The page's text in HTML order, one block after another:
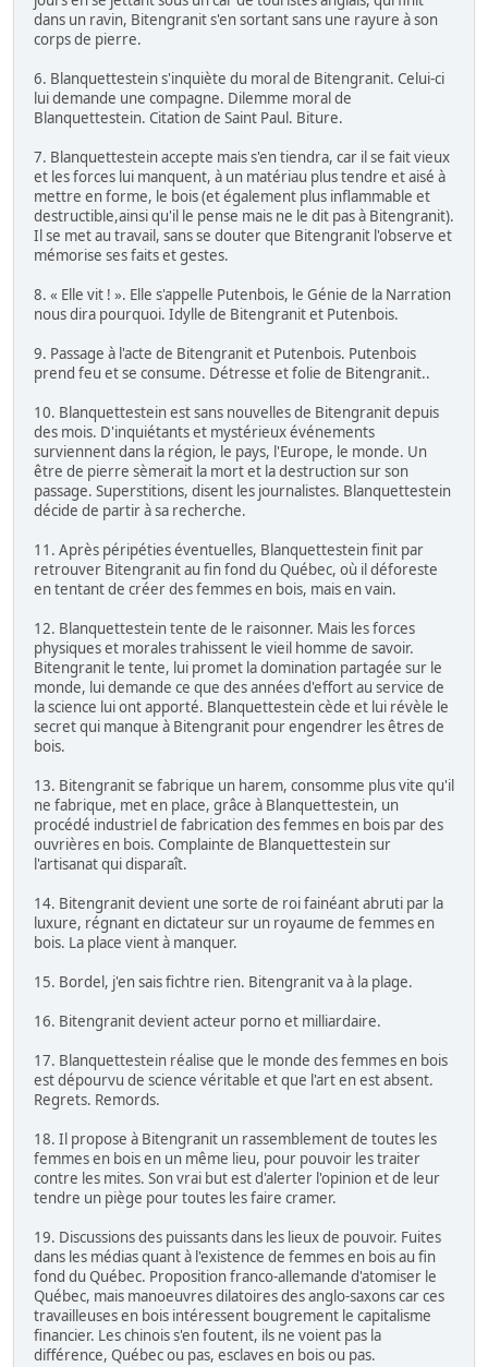
dans un ravin, Bitengranit s'en sortant sans une rayure à son
corps de pierre.
6. Blanquettestein s'inquiète du moral de Bitengranit. Celui-ci
lui demande une compagne. Dilemme moral de
Blanquettestein. Citation de Saint Paul. Biture.
7. Blanquettestein accepte mais s'en tiendra, car il se fait vieux
et les forces lui manquent, à un matériau plus tendre et aisé à
mettre en forme, le bois (et également plus inflammable et
destructible,ainsi qu'il le pense mais ne le dit pas à Bitengranit).
Il se met au travail, sans se douter que Bitengranit l'observe et
mémorise ses faits et gestes.
8. « Elle vit ! ». Elle s'appelle Putenbois, le Génie de la Narration
nous dira pourquoi. Idylle de Bitengranit et Putenbois.
9. Passage à l'acte de Bitengranit et Putenbois. Putenbois
prend feu et se consume. Détresse et folie de Bitengranit..
10. Blanquettestein est sans nouvelles de Bitengranit depuis
des mois. D'inquiétants et mystérieux événements
surviennent dans la région, le pays, l'Europe, le monde. Un
être de pierre sèmerait la mort et la destruction sur son
passage. Superstitions, disent les journalistes. Blanquettestein
décide de partir à sa recherche.
11. Après péripéties éventuelles, Blanquettestein finit par
retrouver Bitengranit au fin fond du Québec, où il déforeste
en tentant de créer des femmes en bois, mais en vain.
12. Blanquettestein tente de le raisonner. Mais les forces
physiques et morales trahissent le vieil homme de savoir.
Bitengranit le tente, lui promet la domination partagée sur le
monde, lui demande ce que des années d'effort au service de
la science lui ont apporté. Blanquettestein cède et lui révèle le
secret qui manque à Bitengranit pour engendrer les êtres de
bois.
13. Bitengranit se fabrique un harem, consomme plus vite qu'il
ne fabrique, met en place, grâce à Blanquettestein, un
procédé industriel de fabrication des femmes en bois par des
ouvrières en bois. Complainte de Blanquettestein sur
l'artisanat qui disparaît.
14. Bitengranit devient une sorte de roi fainéant abruti par la
luxure, régnant en dictateur sur un royaume de femmes en
bois. La place vient à manquer.
15. Bordel, j'en sais fichtre rien. Bitengranit va à la plage.
16. Bitengranit devient acteur porno et milliardaire.
17. Blanquettestein réalise que le monde des femmes en bois
est dépourvu de science véritable et que l'art en est absent.
Regrets. Remords.
18. Il propose à Bitengranit un rassemblement de toutes les
femmes en bois en un même lieu, pour pouvoir les traiter
contre les mites. Son vrai but est d'alerter l'opinion et de leur
tendre un piège pour toutes les faire cramer.
19. Discussions des puissants dans les lieux de pouvoir. Fuites
dans les médias quant à l'existence de femmes en bois au fin
fond du Québec. Proposition franco-allemande d'atomiser le
Québec, mais manoeuvres dilatoires des anglo-saxons car ces
travailleuses en bois intéressent bougrement le capitalisme
financier. Les chinois s'en foutent, ils ne voient pas la
différence, Québec ou pas, esclaves en bois ou pas.